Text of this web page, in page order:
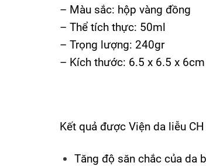
– Màu sắc: hộp vàng đồng
– Thể tích thực: 50ml
– Trọng lượng: 240gr
– Kích thước: 6.5 x 6.5 x 6cm
Kết quả được Viện da liễu
Tăng độ săn chắc của da